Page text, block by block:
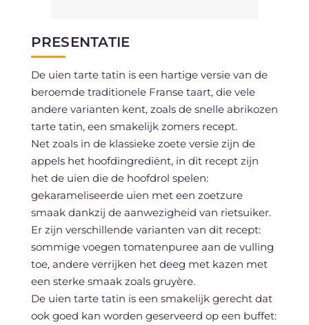
PRESENTATIE
De uien tarte tatin is een hartige versie van de
beroemde traditionele Franse taart, die vele
andere varianten kent, zoals de snelle abrikozen
tarte tatin, een smakelijk zomers recept.
Net zoals in de klassieke zoete versie zijn de
appels het hoofdingrediënt, in dit recept zijn
het de uien die de hoofdrol spelen:
gekarameliseerde uien met een zoetzure
smaak dankzij de aanwezigheid van rietsuiker.
Er zijn verschillende varianten van dit recept:
sommige voegen tomatenpuree aan de vulling
toe, andere verrijken het deeg met kazen met
een sterke smaak zoals gruyère.
De uien tarte tatin is een smakelijk gerecht dat
ook goed kan worden geserveerd op een buffet: